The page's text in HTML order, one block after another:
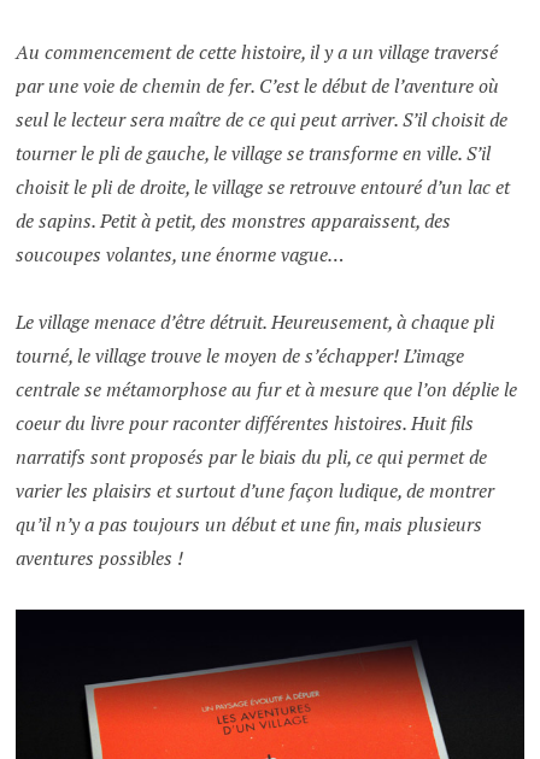
Au commencement de cette histoire, il y a un village traversé
par une voie de chemin de fer. C’est le début de l’aventure où
seul le lecteur sera maître de ce qui peut arriver. S’il choisit de
tourner le pli de gauche, le village se transforme en ville. S’il
choisit le pli de droite, le village se retrouve entouré d’un lac et
de sapins. Petit à petit, des monstres apparaissent, des
soucoupes volantes, une énorme vague…
Le village menace d’être détruit. Heureusement, à chaque pli
tourné, le village trouve le moyen de s’échapper! L’image
centrale se métamorphose au fur et à mesure que l’on déplie le
coeur du livre pour raconter différentes histoires. Huit fils
narratifs sont proposés par le biais du pli, ce qui permet de
varier les plaisirs et surtout d’une façon ludique, de montrer
qu’il n’y a pas toujours un début et une fin, mais plusieurs
aventures possibles !